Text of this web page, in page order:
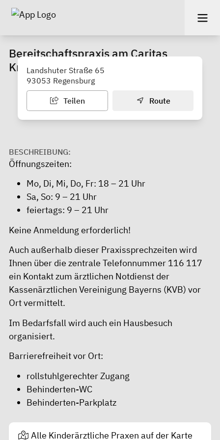
Bereitschaftspraxis am Caritas
Krankenhaus St. Josef
Landshuter Straße 65
93053 Regensburg
Teilen Route
BESCHREIBUNG:
Öffnungszeiten:
Mo, Di, Mi, Do, Fr: 18 – 21 Uhr
Sa, So: 9 – 21 Uhr
feiertags: 9 – 21 Uhr
Keine Anmeldung erforderlich!
Auch außerhalb dieser Praxissprechzeiten wird
Ihnen über die zentrale Telefonnummer 116 117
ein Kontakt zum ärztlichen Notdienst der
Kassenärztlichen Vereinigung Bayerns (KVB) vor
Ort vermittelt.
Im Bedarfsfall wird auch ein Hausbesuch
organisiert.
Barrierefreiheit vor Ort:
rollstuhlgerechter Zugang
Behinderten-WC
Behinderten-Parkplatz
Alle Kinderärztliche Praxen auf der Karte